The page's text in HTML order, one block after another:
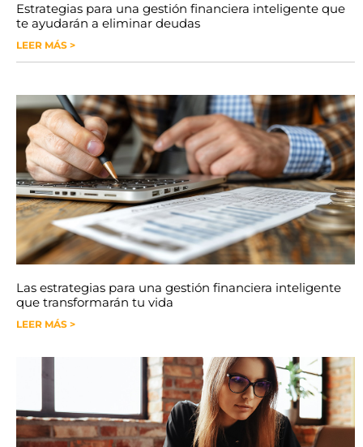
Estrategias para una gestión financiera inteligente que
te ayudarán a eliminar deudas
LEER MÁS >
Las estrategias para una gestión financiera inteligente
que transformarán tu vida
LEER MÁS >